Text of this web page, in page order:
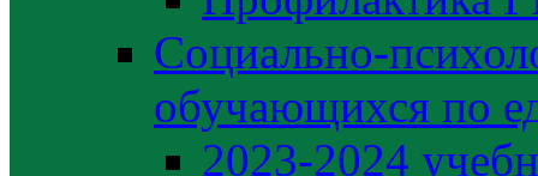
Социально-
обучающихся по
2023-2024